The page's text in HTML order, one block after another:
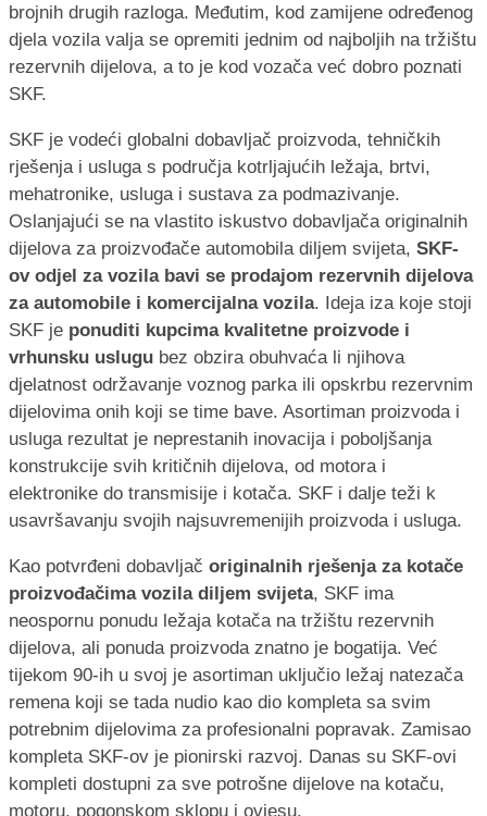
brojnih drugih razloga. Međutim, kod zamijene određenog
djela vozila valja se opremiti jednim od najboljih na tržištu
rezervnih dijelova, a to je kod vozača već dobro poznati
SKF.
SKF je vodeći globalni dobavljač proizvoda, tehničkih
rješenja i usluga s područja kotrljajućih ležaja, brtvi,
mehatronike, usluga i sustava za podmazivanje.
Oslanjajući se na vlastito iskustvo dobavljača originalnih
dijelova za proizvođače automobila diljem svijeta, SKF-
ov odjel za vozila bavi se prodajom rezervnih dijelova
za automobile i komercijalna vozila. Ideja iza koje stoji
SKF je ponuditi kupcima kvalitetne proizvode i
vrhunsku uslugu bez obzira obuhvaća li njihova
djelatnost održavanje voznog parka ili opskrbu rezervnim
dijelovima onih koji se time bave. Asortiman proizvoda i
usluga rezultat je neprestanih inovacija i poboljšanja
konstrukcije svih kritičnih dijelova, od motora i
elektronike do transmisije i kotača. SKF i dalje teži k
usavršavanju svojih najsuvremenijih proizvoda i usluga.
Kao potvrđeni dobavljač originalnih rješenja za kotače
proizvođačima vozila diljem svijeta, SKF ima
neospornu ponudu ležaja kotača na tržištu rezervnih
dijelova, ali ponuda proizvoda znatno je bogatija. Već
tijekom 90-ih u svoj je asortiman uključio ležaj natezača
remena koji se tada nudio kao dio kompleta sa svim
potrebnim dijelovima za profesionalni popravak. Zamisao
kompleta SKF-ov je pionirski razvoj. Danas su SKF-ovi
kompleti dostupni za sve potrošne dijelove na kotaču,
motoru, pogonskom sklopu i ovjesu.